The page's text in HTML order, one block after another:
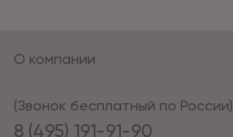
8 (495) 191-91-90
(Звонок бесплатный по России)
О компании